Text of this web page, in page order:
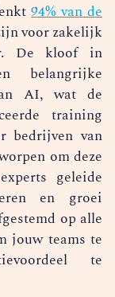
94% van de
voor zakelijk
De kloof in
belangrijke
AI, wat de
training
bedrijven van
om deze
geleide
en groei
op alle
jouw teams te
te